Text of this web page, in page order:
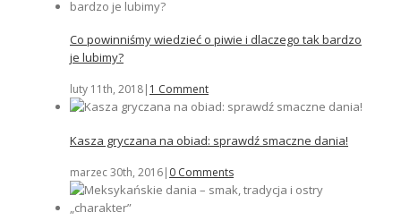
Co powinniśmy wiedzieć o piwie i dlaczego tak bardzo
je lubimy?
luty 11th, 2018 1 Comment
Kasza gryczana na obiad: sprawdź smaczne dania!
marzec 30th, 2016| 0 Comments